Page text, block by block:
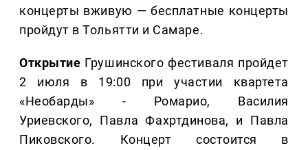
концерты вживую — бесплатные концерты
пройдут в Тольятти и Самаре.
Открытие Грушинского фестиваля пройдет
2 июля в 19:00 при участии квартета
«Необарды» - Ромарио, Василия
Уриевского, Павла Фахртдинова, и Павла
Пиковского. Концерт состоится в